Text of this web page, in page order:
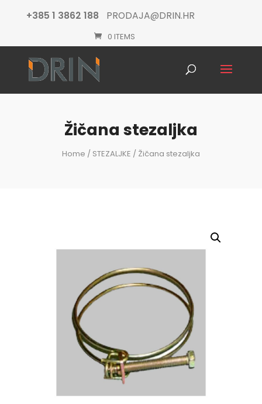
+385 1 3862 188 PRODAJA@DRIN.HR
0 ITEMS
Žičana stezaljka
Home / STEZALJKE / Žičana stezaljka